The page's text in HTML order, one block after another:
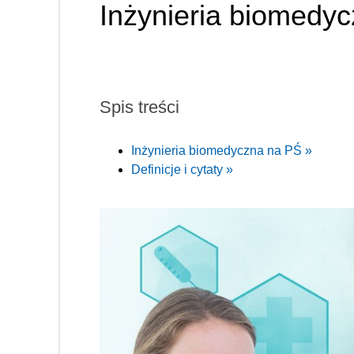
Inżynieria
Spis treści
Inżynieria biomedyczna na PŚ »
Definicje i cytaty »